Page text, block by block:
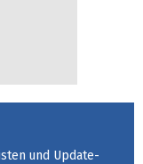
und Update-